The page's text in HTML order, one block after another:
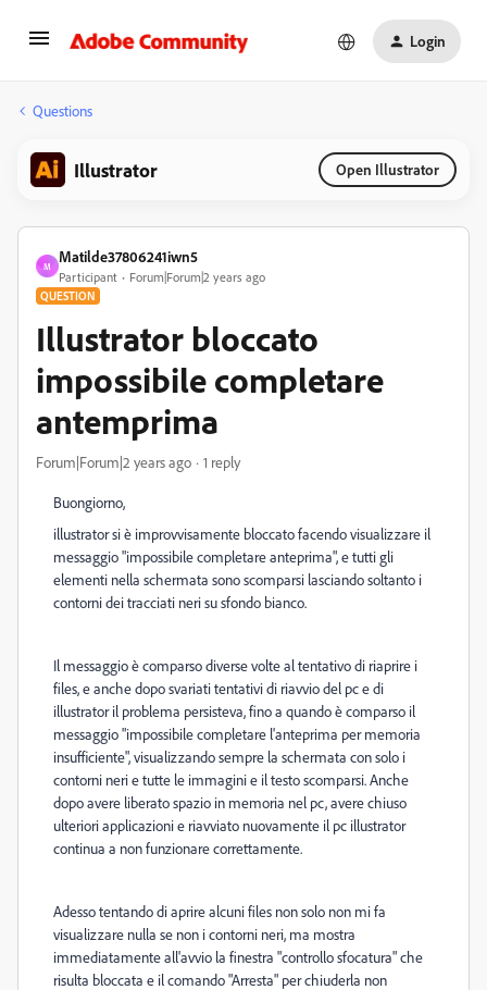
Login
Questions
Illustrator Open Illustrator
M
Matilde37806241iwn5
Participant Forum|Forum|2 years ago
QUESTION
Illustrator bloccato
impossibile completare
antemprima
Forum|Forum|2 years ago 1 reply
Buongiorno,
illustrator si è improvvisamente bloccato facendo visualizzare il
messaggio "impossibile completare anteprima", e tutti gli
elementi nella schermata sono scomparsi lasciando soltanto i
contorni dei tracciati neri su sfondo bianco.
Il messaggio è comparso diverse volte al tentativo di riaprire i
files, e anche dopo svariati tentativi di riavvio del pc e di
illustrator il problema persisteva, fino a quando è comparso il
messaggio "impossibile completare l'anteprima per memoria
insufficiente", visualizzando sempre la schermata con solo i
contorni neri e tutte le immagini e il testo scomparsi. Anche
dopo avere liberato spazio in memoria nel pc, avere chiuso
ulteriori applicazioni e riavviato nuovamente il pc illustrator
continua a non funzionare correttamente.
Adesso tentando di aprire alcuni files non solo non mi fa
visualizzare nulla se non i contorni neri, ma mostra
immediatamente all'avvio la finestra "controllo sfocatura" che
risulta bloccata e il comando "Arresta" per chiuderla non